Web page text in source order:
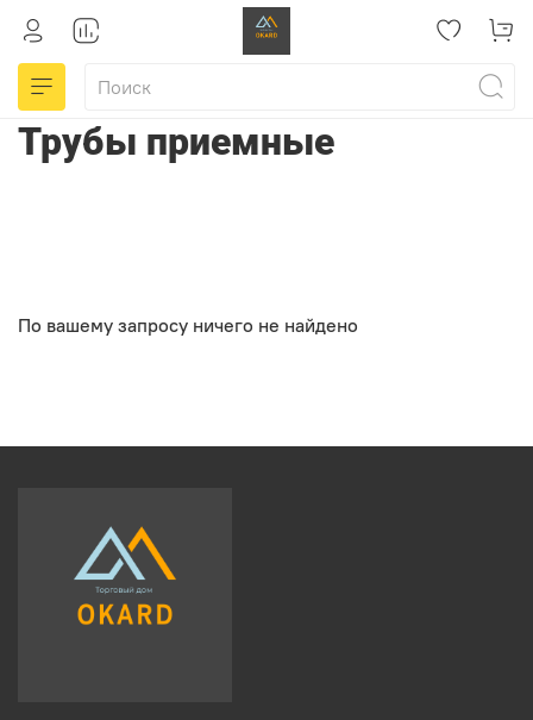
Трубы приемные
По вашему запросу ничего не найдено